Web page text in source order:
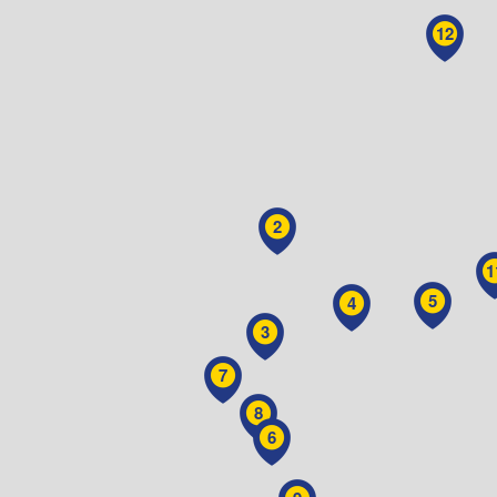
2
3
4 5
6
7
8
12